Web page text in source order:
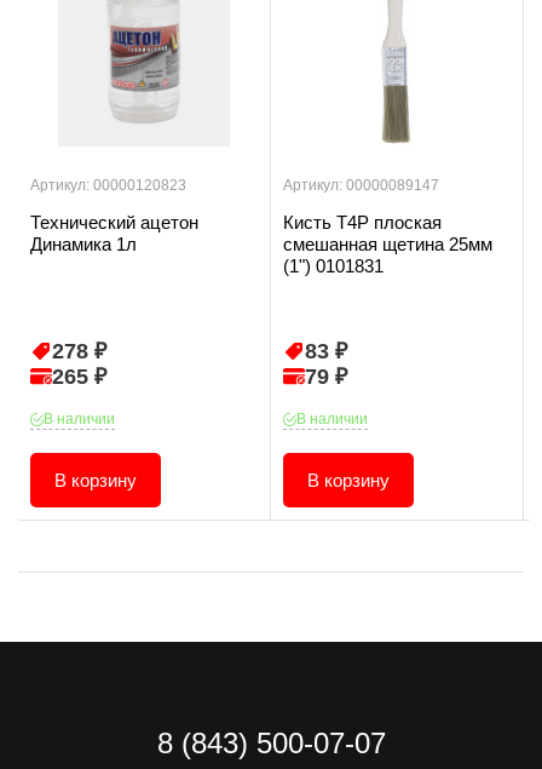
Артикул: 00000120823
Технический ацетон
Динамика 1л
278 ₽
265 ₽
В наличии
В корзину
Артикул: 00000089147
Кисть T4P плоская
смешанная щетина 25мм
(1") 0101831
83 ₽
79 ₽
В наличии
В корзину
8 (843) 500-07-07